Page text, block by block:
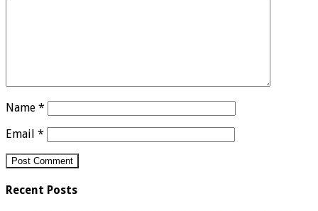
Name *
Email *
Recent Posts